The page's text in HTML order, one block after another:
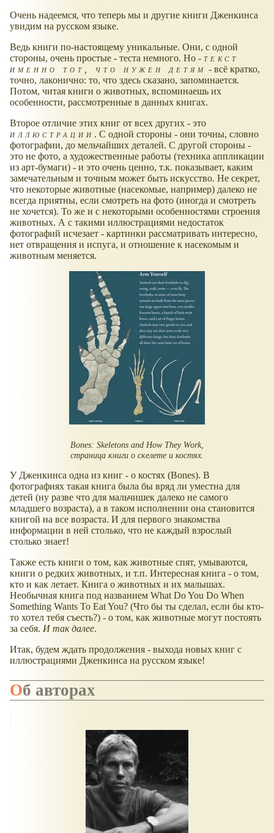
Очень надеемся, что теперь мы и другие книги Дженкинса
увидим на русском языке.
Ведь книги по-настоящему уникальные. Они, с одной
стороны, очень простые - теста немного. Но - текст
именно тот, что нужен детям - всё кратко,
точно, лаконично: то, что здесь сказано, запоминается.
Потом, читая книги о животных, вспоминаешь их
особенности, рассмотренные в данных книгах.
Второе отличие этих книг от всех других - это
иллюстрации . С одной стороны - они точны, словно
фотографии, до мельчайших деталей. С другой стороны -
это не фото, а художественные работы (техника аппликации
из арт-бумаги) - и это очень ценно, т.к. показывает, каким
замечательным и точным может быть искусство. Не секрет,
что некоторые животные (насекомые, например) далеко не
всегда приятны, если смотреть на фото (иногда и смотреть
не хочется). То же и с некоторыми особенностями строения
животных. А с такими иллюстрациями недостаток
фотографий исчезает - картинки рассматривать интересно,
нет отвращения и испуга, и отношение к насекомым и
животным меняется.
Bones: Skeletons and How They Work,
страница книги о скелете и костях.
У Дженкинса одна из книг - о костях (Bones). В
фотографиях такая книга была бы вряд ли уместна для
детей (ну разве что для мальчишек далеко не самого
младшего возраста), а в таком исполнении она становится
книгой на все возраста. И для первого знакомства
информации в ней столько, что не каждый взрослый
столько знает!
Также есть книги о том, как животные спят, умываются,
книги о редких животных, и т.п. Интересная книга - о том,
кто и как летает. Книга о животных и их малышах.
Необычная книга под названием What Do You Do When
Something Wants To Eat You? (Что бы ты сделал, если бы кто-
то хотел тебя съесть?) - о том, как животные могут постоять
за себя. И так далее.
Итак, будем ждать продолжения - выхода новых книг с
иллюстрациями Дженкинса на русском языке!
Об авторах